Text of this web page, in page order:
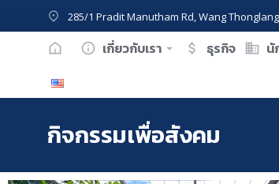
285/1 Pradit Manutham Rd, Wang
เกี่ยวกับเรา ธุรกิจ นั
กิจกรรมเพื่อสังคม